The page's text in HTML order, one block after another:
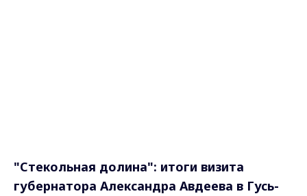
"Стекольная долина": итоги визита
губернатора Александра Авдеева в Гусь-